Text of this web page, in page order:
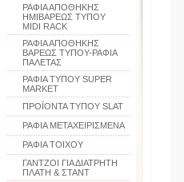
ΡΑΦΙΑ ΑΠΟΘΗΚΗΣ
ΗΜΙΒΑΡΕΩΣ ΤΥΠΟΥ
MIDI RACK
ΡΑΦΙΑ ΑΠΟΘΗΚΗΣ
ΒΑΡΕΩΣ ΤΥΠΟΥ-ΡΑΦΙΑ
ΠΑΛΕΤΑΣ
ΡΑΦΙΑ ΤΥΠΟΥ SUPER
MARKET
ΠΡΟΪΟΝΤΑ ΤΥΠΟΥ SLAT
ΡΑΦΙΑ ΜΕΤΑΧΕΙΡΙΣΜΕΝΑ
ΡΑΦΙΑ ΤΟΙΧΟΥ
ΓΑΝΤΖΟΙ ΓΙΑ ΔΙΑΤΡΗΤΗ
ΠΛΑΤΗ & ΣΤΑΝΤ